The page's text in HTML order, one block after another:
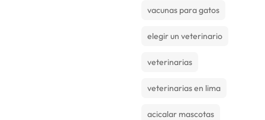
vacunas para gatos
elegir un veterinario
veterinarias
veterinarias en lima
acicalar mascotas